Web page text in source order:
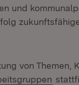
und
von Themen,